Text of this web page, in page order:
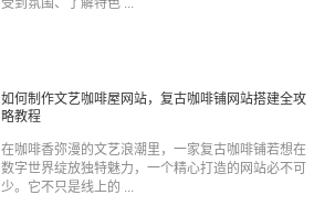
受到氛围、了解特色 ...
如何制作文艺咖啡屋网站，复古咖啡铺网站搭建全攻
略教程
在咖啡香弥漫的文艺浪潮里，一家复古咖啡铺若想在
数字世界绽放独特魅力，一个精心打造的网站必不可
少。它不只是线上的 ...